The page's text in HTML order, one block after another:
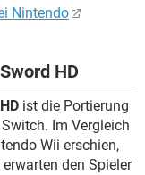
Nintendo
HD
ist die Portierung
Im Vergleich
Wii erschien,
den Spieler